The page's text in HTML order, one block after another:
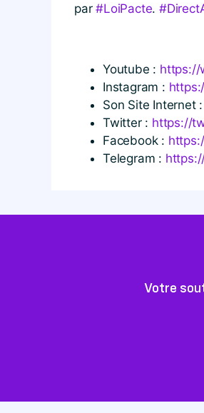
par#LoiPacte.
Youtube : https://​
Instagram :
Son Site Internet :
Twitter : https://​
Facebook :
Telegram :
Votre